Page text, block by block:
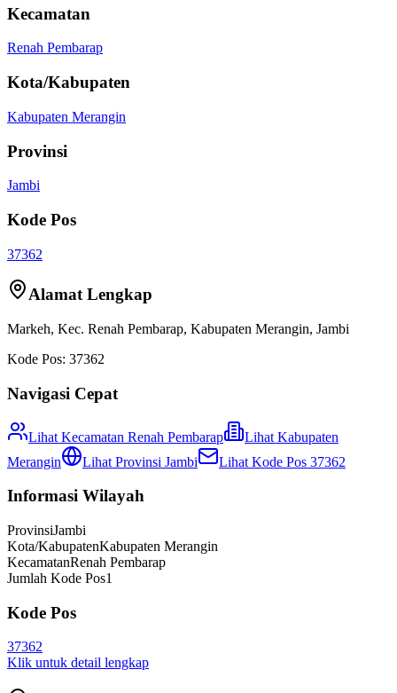
Kecamatan
Renah Pembarap
Kota/Kabupaten
Kabupaten Merangin
Provinsi
Jambi
Kode Pos
37362
Alamat Lengkap
Markeh, Kec. Renah Pembarap, Kabupaten Merangin, Jambi
Kode Pos: 37362
Navigasi Cepat
Lihat Kecamatan Renah Pembarap Lihat Kabupaten
Merangin
Lihat Provinsi Jambi Lihat Kode Pos 37362
Informasi Wilayah
ProvinsiJambi
Kota/KabupatenKabupaten Merangin
KecamatanRenah Pembarap
Jumlah Kode Pos1
Kode Pos
37362
Klik untuk detail lengkap